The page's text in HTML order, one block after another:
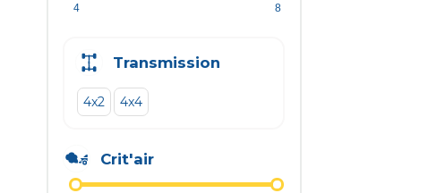
4 8
Transmission
4x2 4x4
Crit'air